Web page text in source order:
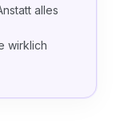
alles
wirklich